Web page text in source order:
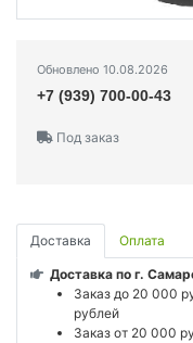
Обновлено 10.08.2026
+7 (939) 700-00-43
Под заказ
Доставка Оплата
Доставка по г.
Заказ до 20 000
рублей
Заказ от 20 000